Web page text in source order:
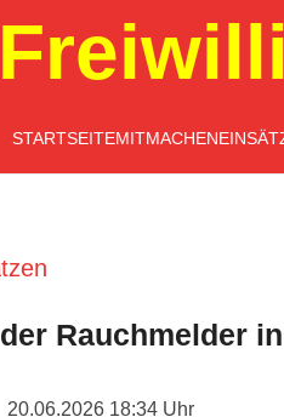
STARTSEITEMITMACHEN
Rauchmelder
20.06.2026 18:34 Uhr